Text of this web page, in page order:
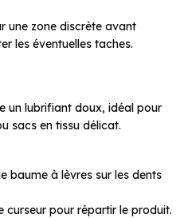
une zone discrète avant
les éventuelles taches.
un lubrifiant doux, idéal pour
sacs en tissu délicat.
baume à lèvres sur les dents
curseur pour répartir le produit.